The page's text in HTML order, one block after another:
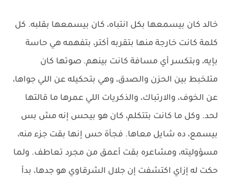
خالد كان بيسمعها بكل انتباه، كان بيسمعها بقلبه. كل
كلمة كانت خارجة منها بتقربه أكتر، بتفهمه هي حاسة
بإيه، وبتكسر أي مسافة كانت بينهم. صوتها كان
متلخبط بين الحزن والصدق، وهي بتحكيله عن اللي جواها،
عن الخوف، والارتباك، والذكريات اللي عمرها ما قالتها
لحد. وكل ما كانت بتتكلم، كان هو بيحس إنه مش بس
بيسمع، ده شايل معاها. فجأة حس إنها بقت جزء منه،
مسؤوليته، ومشاعره بقت أعمق من مجرد تعاطف. ولما
حكت له إزاي اكتشفت إن جلال الشرقاوي هو جدها، بدأ